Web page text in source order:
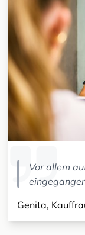
Vor allem
Genita,